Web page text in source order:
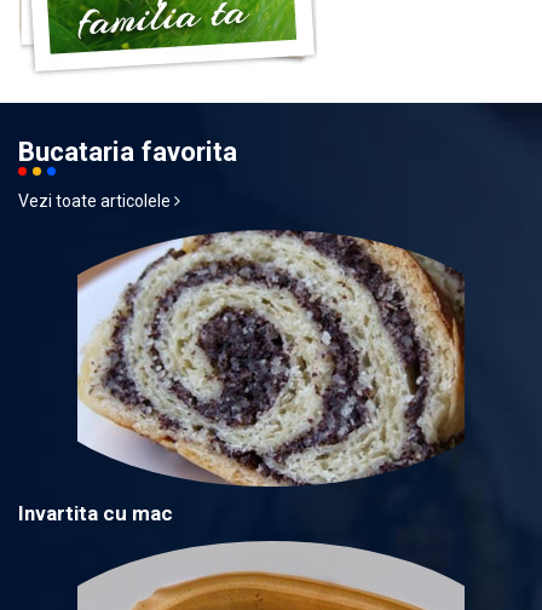
Bucataria favorita
Vezi toate articolele
Invartita cu mac